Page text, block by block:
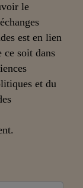
le
est en lien
ce soit dans
et du